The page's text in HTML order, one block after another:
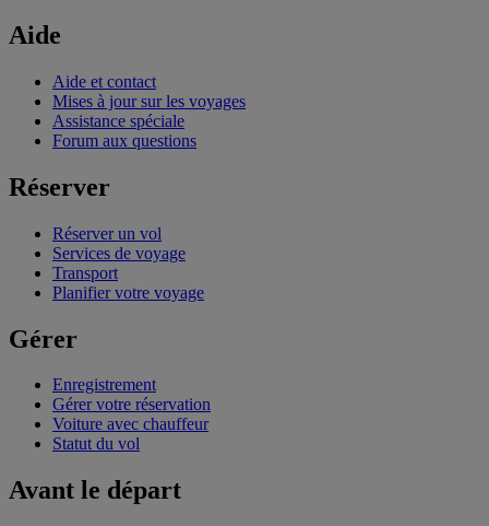
Aide
Aide et contact
Mises à jour sur les voyages
Assistance spéciale
Forum aux questions
Réserver
Réserver un vol
Services de voyage
Transport
Planifier votre voyage
Gérer
Enregistrement
Gérer votre réservation
Voiture avec chauffeur
Statut du vol
Avant le départ